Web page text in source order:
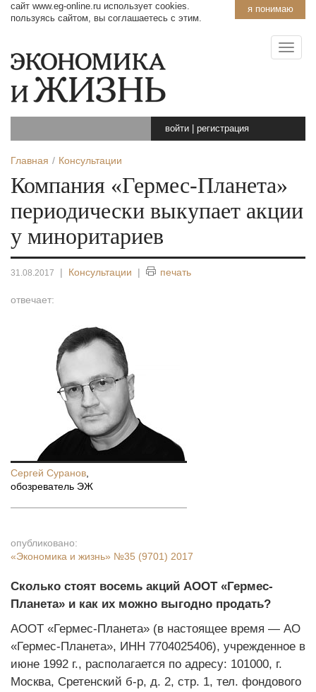
я понимаю
сайт www.eg-online.ru использует cookies.
пользуясь сайтом, вы соглашаетесь с этим.
войти регистрация
Главная Консультации
Компания «Гермес-Планета»
периодически выкупает акции
у миноритариев
31.08.2017 | Консультации | печать
отвечает:
Сергей Суранов
обозреватель ЭЖ
опубликовано:
«Экономика и жизнь» №35 (9701) 2017
Сколько стоят восемь акций АООТ «Гермес-
Планета» и как их можно выгодно продать?
АООТ «Гермес-Планета» (в настоящее время — АО
«Гермес-Планета», ИНН 7704025406), учрежденное в
июне 1992 г., располагается по адресу: 101000, г.
Москва, Сретенский б-р, д. 2, стр. 1, тел. фондового